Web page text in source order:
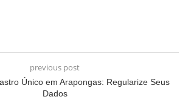
previous post
Único em Arapongas: Regularize Seus
Dados